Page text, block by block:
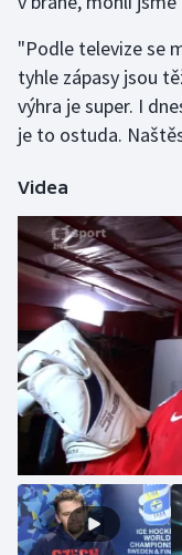
Judo
Krasobruslení
Lyže a snowboard
Moderní pětiboj
Motorsport
Olympijské hry
Parasport
Plavání
Plážový volejbal
"Podle televize se
tyhle zápasy jsou
výhra je super. I
je to ostuda.
Videa